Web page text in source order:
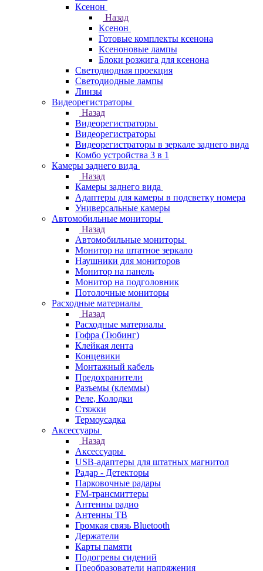
Ксенон
Назад
Ксенон
Готовые комплекты ксенона
Ксеноновые лампы
Блоки розжига для ксенона
Светодиодная проекция
Светодиодные лампы
Линзы
Видеорегистраторы
Назад
Видеорегистраторы
Видеорегистраторы
Видеорегистраторы в зеркале заднего вида
Комбо устройства 3 в 1
Камеры заднего вида
Назад
Камеры заднего вида
Адаптеры для камеры в подсветку номера
Универсальные камеры
Автомобильные мониторы
Назад
Автомобильные мониторы
Монитор на штатное зеркало
Наушники для мониторов
Монитор на панель
Монитор на подголовник
Потолочные мониторы
Расходные материалы
Назад
Расходные материалы
Гофра (Тюбинг)
Клейкая лента
Концевики
Монтажный кабель
Предохранители
Разъемы (клеммы)
Реле, Колодки
Стяжки
Термоусадка
Аксессуары
Назад
Аксессуары
USB-адаптеры для штатных магнитол
Радар - Детекторы
Парковочные радары
FM-трансмиттеры
Антенны радио
Антенны ТВ
Громкая связь Bluetooth
Держатели
Карты памяти
Подогревы сидений
Преобразователи напряжения